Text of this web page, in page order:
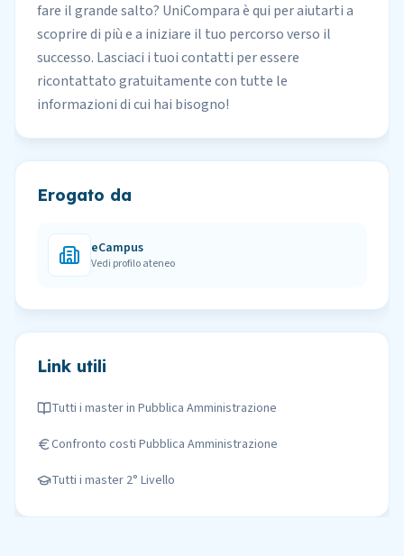
fare il grande salto? UniCompara è qui per aiutarti a
scoprire di più e a iniziare il tuo percorso verso il
successo. Lasciaci i tuoi contatti per essere
ricontattato gratuitamente con tutte le
informazioni di cui hai bisogno!
Erogato da
eCampus
Vedi profilo ateneo
Link utili
Tutti i master in Pubblica Amministrazione
Confronto costi Pubblica Amministrazione
Tutti i master 2° Livello